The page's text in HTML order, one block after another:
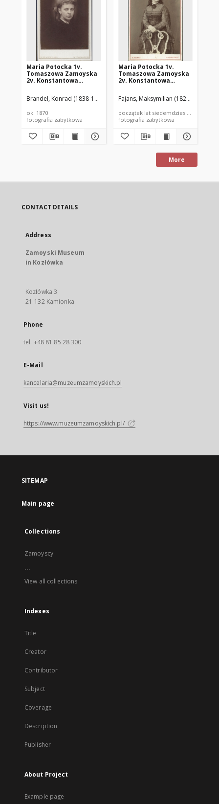
Maria Potocka 1v.
Tomaszowa Zamoyska
2v. Konstantowa
Brandel, Konrad (1838-1920)
ok. 1870
fotografia zabytkowa
Maria Potocka 1v.
Tomaszowa Zamoyska
2v. Konstantowa
Fajans, Maksymilian (1827–1889)
początek lat siedemdziesiątych XIX
fotografia zabytkowa
More
CONTACT DETAILS
Address
Zamoyski Museum
in Kozłówka
Kozłówka 3
21-132 Kamionka
Phone
tel. +48 81 85 28 300
E-Mail
kancelaria@muzeumzamoyskich.pl
Visit us!
https://www.muzeumzamoyskich.pl/
SITEMAP
Main page
Collections
Zamoyscy
...
View all collections
Indexes
Title
Creator
Contributor
Subject
Coverage
Description
Publisher
About Project
Example page